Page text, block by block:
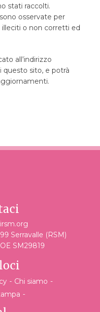
stati raccolti.
osservate per
illeciti o non corretti ed
all’indirizzo
questo sito, e potrà
Serravalle (RSM)
SM29819
Chi siamo